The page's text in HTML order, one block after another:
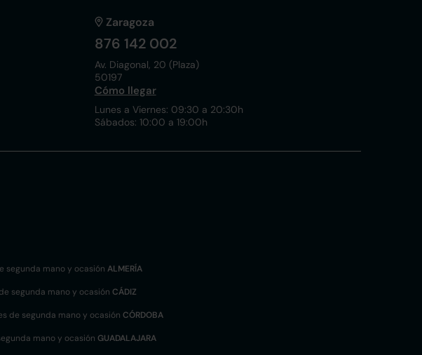
Zaragoza
876 142 002
Av. Diagonal, 20 (Plaza)
50197
Cómo llegar
Lunes a Viernes: 09:30 a 20:30h
Sábados: 10:00 a 19:00h
segunda mano y ocasión ALMERÍA
segunda mano y ocasión CÁDIZ
de segunda mano y ocasión CÓRDOBA
mano y ocasión GUADALAJARA